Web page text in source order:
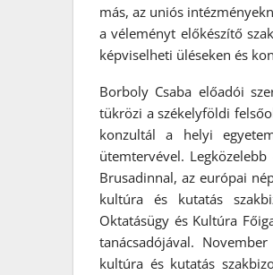
más, az uniós
a véleményt előkészítő
képviselheti üléseken és
Borboly Csaba előadói
tükrözi a székelyföldi
konzultál a helyi
ütemtervével.
Brusadinnal, az európai
kultúra és kutatás
Oktatásügy és Kultúra
tanácsadójával.
kultúra és kutatás